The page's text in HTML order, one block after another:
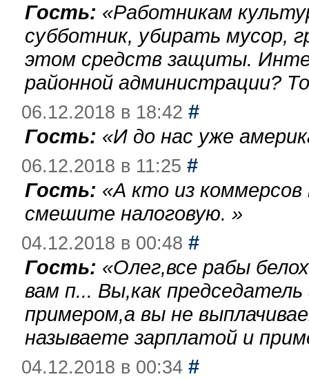
Гость: «Работникам
субботник, убирать мусор,
этом средств защиты.
районной администрации?
06.12.2018 в 18:42 #
Гость: «И до нас уже
06.12.2018 в 11:25 #
Гость: «А кто из
смешите налоговую. »
04.12.2018 в 00:48 #
Гость: «Олег,все рабы
вам п... Вы,как
примером,а вы не
называете зарплатой и
04.12.2018 в 00:34 #